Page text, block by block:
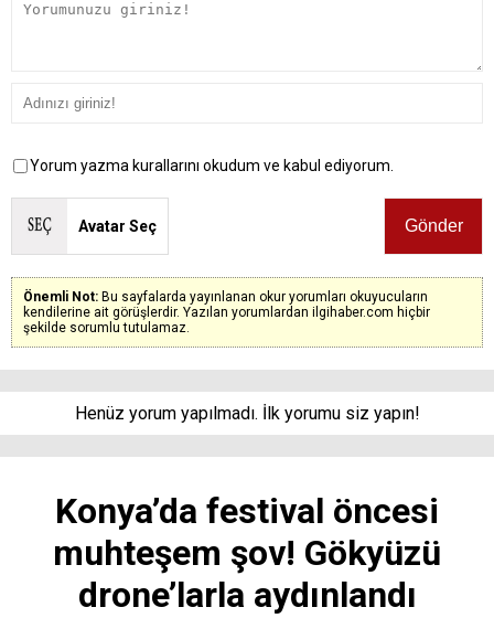
Yorum yazma kurallarını okudum ve kabul ediyorum.
Avatar Seç
Önemli Not: Bu sayfalarda yayınlanan okur yorumları okuyucuların
kendilerine ait görüşlerdir. Yazılan yorumlardan ilgihaber.com hiçbir
şekilde sorumlu tutulamaz.
Henüz yorum yapılmadı. İlk yorumu siz yapın!
Konya’da festival öncesi
muhteşem şov! Gökyüzü
drone’larla aydınlandı